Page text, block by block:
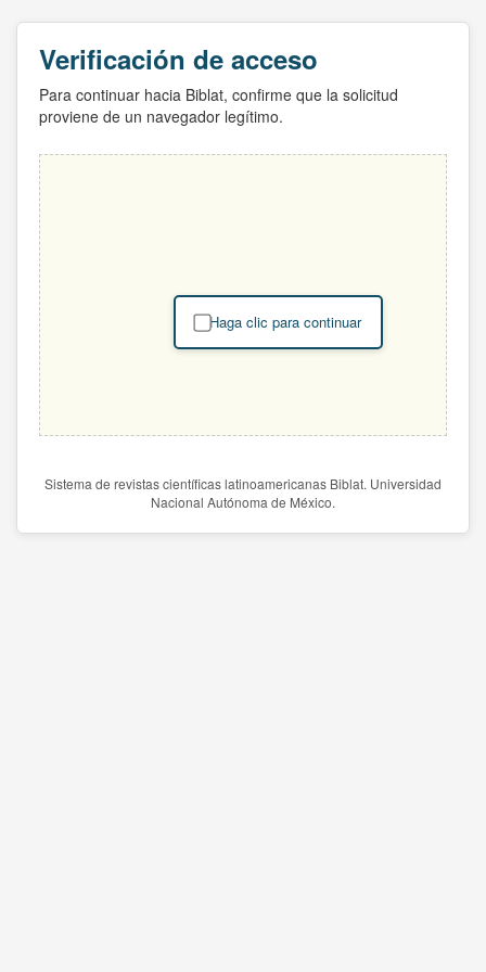
Verificación de acceso
Para continuar hacia Biblat, confirme que la solicitud
proviene de un navegador legítimo.
Haga clic para continuar
Sistema de revistas científicas latinoamericanas Biblat. Universidad
Nacional Autónoma de México.